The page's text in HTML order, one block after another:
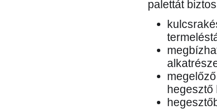
palettát
hegesztő